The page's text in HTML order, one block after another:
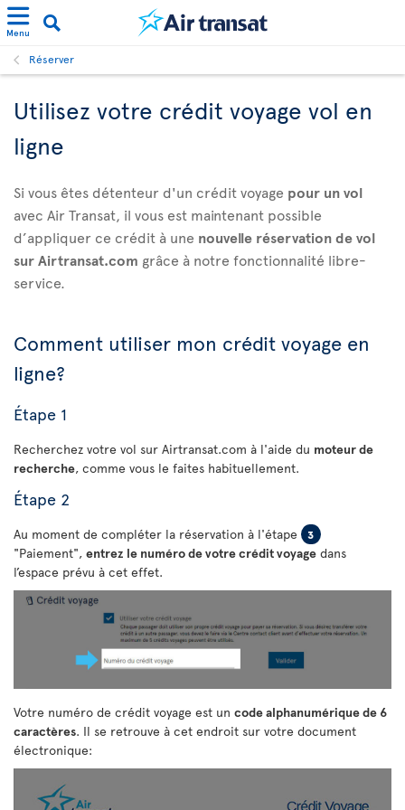
Menu
Réserver
Utilisez votre crédit voyage vol en
ligne
Si vous êtes détenteur d'un crédit voyage pour un vol
avec Air Transat, il vous est maintenant possible
d’appliquer ce crédit à une nouvelle réservation de vol
sur Airtransat.com grâce à notre fonctionnalité libre-
service.
Comment utiliser mon crédit voyage en
ligne?
Étape 1
Recherchez votre vol sur Airtransat.com à l'aide du moteur de
recherche, comme vous le faites habituellement.
Étape 2
Au moment de compléter la réservation à l'étape 3
"Paiement", entrez le numéro de votre crédit voyage dans
l’espace prévu à cet effet.
Votre numéro de crédit voyage est un code alphanumérique de 6
caractères. Il se retrouve à cet endroit sur votre document
électronique: